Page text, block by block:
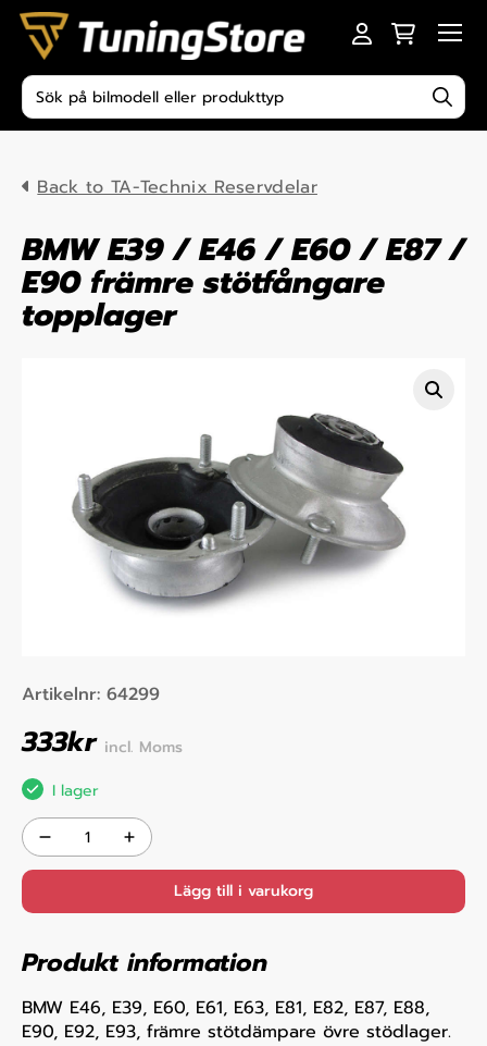
Skip to content
Produktsökning
Back to TA-Technix Reservdelar
BMW E39 / E46 / E60 / E87 /
E90 främre stötfångare
topplager
Artikelnr: 64299
333kr incl. Moms
I lager
Lägg till i varukorg
Produkt information
BMW E46, E39, E60, E61, E63, E81, E82, E87, E88,
E90, E92, E93, främre stötdämpare övre stödlager.